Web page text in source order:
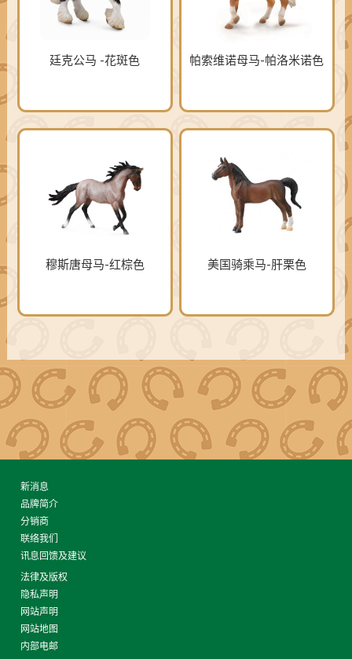
廷克公马 -花斑色 帕索维诺母马-帕洛米诺色
穆斯唐母马-红棕色 美国骑乘马-肝栗色
新消息
品牌简介
分销商
联络我们
讯息回馈及建议
法律及版权
隐私声明
网站声明
网站地图
内部电邮